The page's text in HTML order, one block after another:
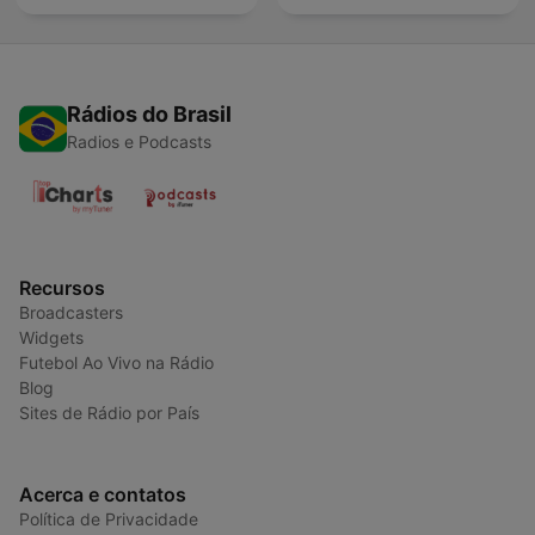
Rádios do Brasil
Radios e Podcasts
Recursos
Broadcasters
Widgets
Futebol Ao Vivo na Rádio
Blog
Sites de Rádio por País
Acerca e contatos
Política de Privacidade